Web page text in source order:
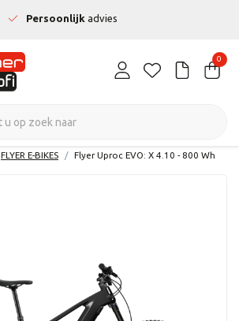
Persoonlijkadvies
0
FLYER E-BIKES Flyer Uproc EVO: X 4.10 - 800 Wh